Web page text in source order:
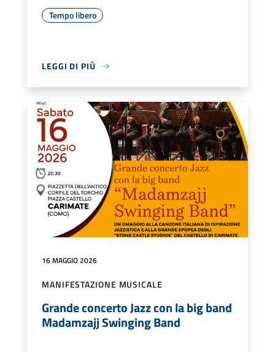
Tempo libero
LEGGI DI PIÙ
16 MAGGIO 2026
MANIFESTAZIONE MUSICALE
Grande concerto Jazz con la big band
Madamzajj Swinging Band